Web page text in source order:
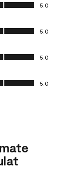
5.0
5.0
5.0
5.0